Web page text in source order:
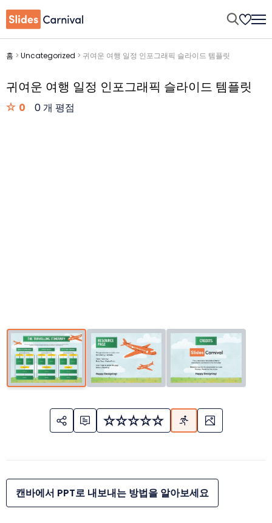
홈 > Uncategorized > 귀여운 여행 일정 인포그래픽 슬라이드 템플릿
귀여운 여행 일정 인포그래픽 슬라이드 템플릿
0 0 개 평점
캔바에서 PPT로 내보내는 방법을 알아보세요